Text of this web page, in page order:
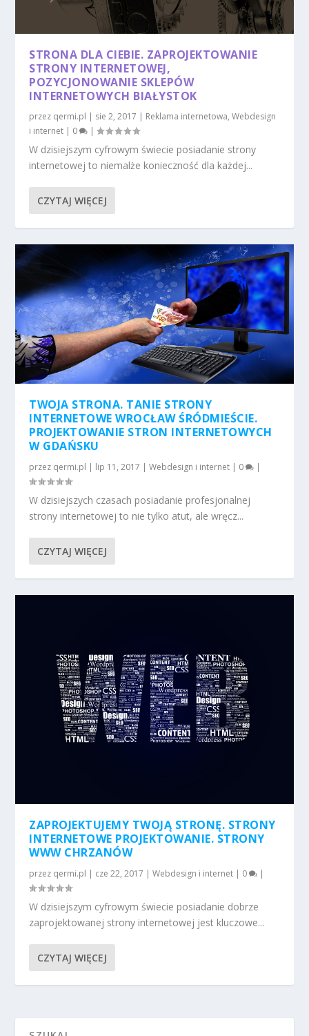
STRONA DLA CIEBIE. ZAPROJEKTOWANIE
STRONY INTERNETOWEJ,
POZYCJONOWANIE SKLEPÓW
INTERNETOWYCH BIAŁYSTOK
przez qermi.pl | sie 2, 2017 | Reklama internetowa,Webdesign
i internet | 0 |
W dzisiejszym cyfrowym świecie posiadanie strony
internetowej to niemalże konieczność dla każdej...
CZYTAJ WIĘCEJ
TWOJA STRONA. TANIE STRONY
INTERNETOWE WROCŁAW ŚRÓDMIEŚCIE.
PROJEKTOWANIE STRON INTERNETOWYCH
W GDAŃSKU
przez qermi.pl | lip 11, 2017 |Webdesign i internet | 0 |
W dzisiejszych czasach posiadanie profesjonalnej
strony internetowej to nie tylko atut, ale wręcz...
CZYTAJ WIĘCEJ
ZAPROJEKTUJEMY TWOJĄ STRONĘ. STRONY
INTERNETOWE PROJEKTOWANIE. STRONY
WWW CHRZANÓW
przez qermi.pl | cze 22, 2017 |Webdesign i internet | 0 |
W dzisiejszym cyfrowym świecie posiadanie dobrze
zaprojektowanej strony internetowej jest kluczowe...
CZYTAJ WIĘCEJ